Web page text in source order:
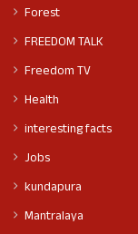
Forest
FREEDOM TALK
Freedom TV
Health
interesting facts
Jobs
kundapura
Mantralaya